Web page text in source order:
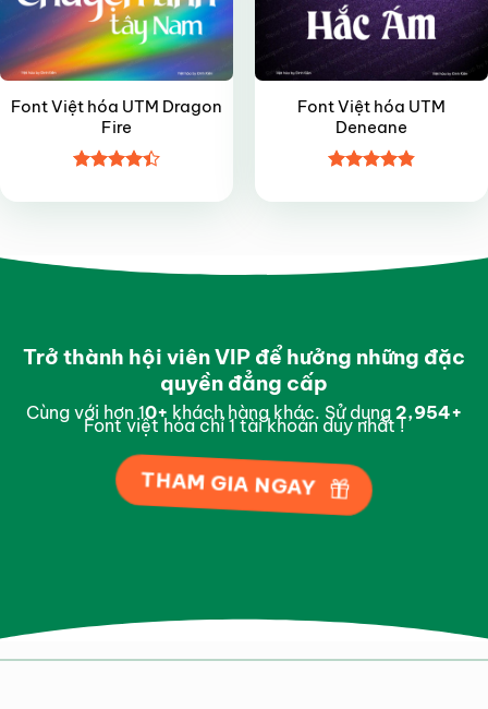
Font Việt hóa UTM Dragon
Fire
hạng4.4
Font Việt hóa UTM
Deneane
hạng4.85
Trở thành hội viên VIP để hưởng những đặc
quyền đẳng cấp
Cùng với hơn 10+ khách hàng khác. Sử dụng 2,997+
Font việt hóa chỉ 1 tài khoản duy nhất !
THAM GIA NGAY